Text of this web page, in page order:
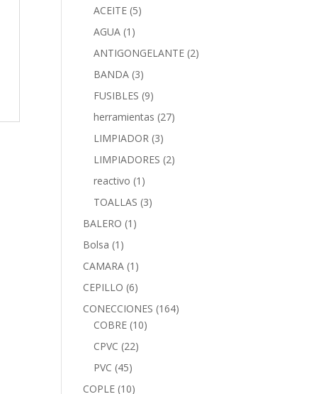
ACEITE (5)
AGUA (1)
ANTIGONGELANTE (2)
BANDA (3)
FUSIBLES (9)
herramientas (27)
LIMPIADOR (3)
LIMPIADORES (2)
reactivo (1)
TOALLAS (3)
BALERO (1)
Bolsa (1)
CAMARA (1)
CEPILLO (6)
CONECCIONES (164)
COBRE (10)
CPVC (22)
PVC (45)
COPLE (10)